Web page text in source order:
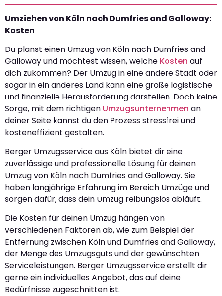
Umziehen von Köln nach Dumfries and Galloway:
Kosten
Du planst einen Umzug von Köln nach Dumfries and
Galloway und möchtest wissen, welche Kosten auf
dich zukommen? Der Umzug in eine andere Stadt oder
sogar in ein anderes Land kann eine große logistische
und finanzielle Herausforderung darstellen. Doch keine
Sorge, mit dem richtigen Umzugsunternehmen an
deiner Seite kannst du den Prozess stressfrei und
kosteneffizient gestalten.
Berger Umzugsservice aus Köln bietet dir eine
zuverlässige und professionelle Lösung für deinen
Umzug von Köln nach Dumfries and Galloway. Sie
haben langjährige Erfahrung im Bereich Umzüge und
sorgen dafür, dass dein Umzug reibungslos abläuft.
Die Kosten für deinen Umzug hängen von
verschiedenen Faktoren ab, wie zum Beispiel der
Entfernung zwischen Köln und Dumfries and Galloway,
der Menge des Umzugsguts und der gewünschten
Serviceleistungen. Berger Umzugsservice erstellt dir
gerne ein individuelles Angebot, das auf deine
Bedürfnisse zugeschnitten ist.